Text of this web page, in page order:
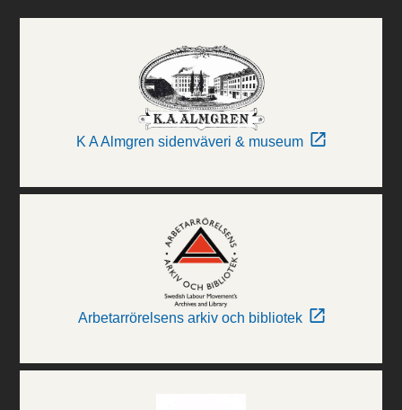
K A Almgren sidenväveri & museum
Arbetarrörelsens arkiv och bibliotek